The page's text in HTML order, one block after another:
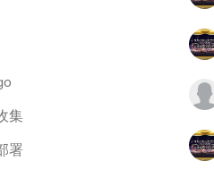
集
署